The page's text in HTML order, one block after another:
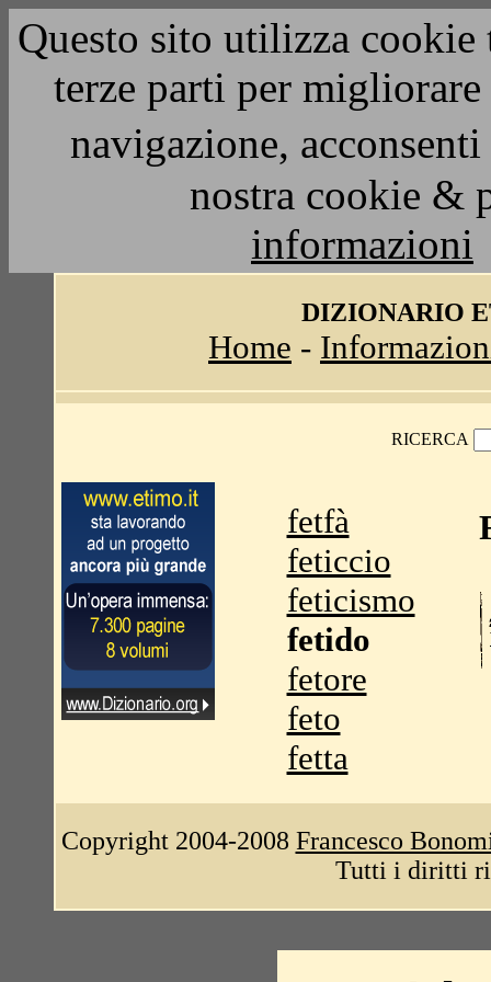
Questo sito utilizza
terze parti per
navigazione,
nostra cookie &
informazioni
DIZIONARIO
Home -
RICERCA
fetfà
feticcio
feticismo
fetido
fetore
feto
fetta
Copyright 2004-2008 Francesco
Tutti i diritti